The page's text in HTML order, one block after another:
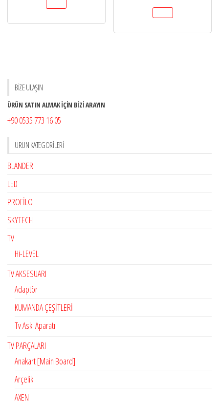
BİZE ULAŞIN
ÜRÜN SATIN ALMAK İÇİN BİZİ ARAYIN
+90 0535 773 16 05
ÜRÜN KATEGORILERI
BLANDER
LED
PROFİLO
SKYTECH
TV
Hi-LEVEL
TV AKSESUARI
Adaptör
KUMANDA ÇEŞİTLERİ
Tv Askı Aparatı
TV PARÇALARI
Anakart [Main Board]
Arçelik
AXEN